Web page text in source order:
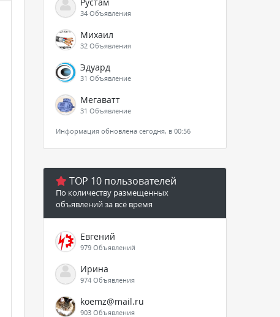
34 Объявления
Михаил
32 Объявления
Эдуард
31 Объявление
Мегаватт
31 Объявление
Информация обновлена сегодня, в 00:56
TOP 10 пользователей
По количеству размещенных
объявлений за всё время
Евгений
979 Объявлений
Ирина
974 Объявления
koemz@mail.ru
903 Объявления